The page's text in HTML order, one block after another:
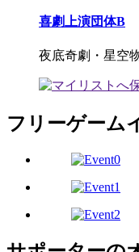
喜劇上演団体B
夜底奇劇・星空
フリーゲーム